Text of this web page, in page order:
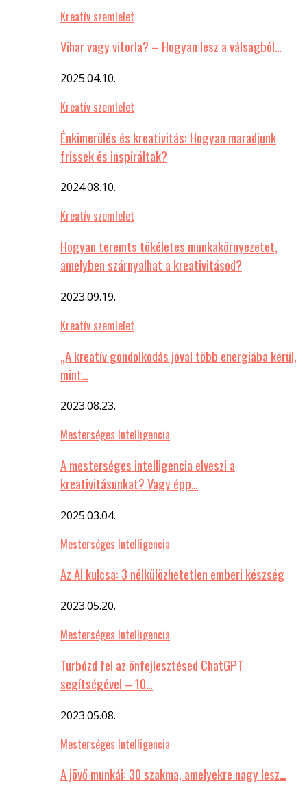
Kreatív szemlelet
Vihar vagy vitorla? – Hogyan lesz a válságból…
2025.04.10.
Kreatív szemlelet
Énkimerülés és kreativitás: Hogyan maradjunk
frissek és inspiráltak?
2024.08.10.
Kreatív szemlelet
Hogyan teremts tökéletes munkakörnyezetet,
amelyben szárnyalhat a kreativitásod?
2023.09.19.
Kreatív szemlelet
„A kreatív gondolkodás jóval több energiába kerül,
mint…
2023.08.23.
Mesterséges Intelligencia
A mesterséges intelligencia elveszi a
kreativitásunkat? Vagy épp…
2025.03.04.
Mesterséges Intelligencia
Az AI kulcsa: 3 nélkülözhetetlen emberi készség
2023.05.20.
Mesterséges Intelligencia
Turbózd fel az önfejlesztésed ChatGPT
segítségével – 10…
2023.05.08.
Mesterséges Intelligencia
A jövő munkái: 30 szakma, amelyekre nagy lesz…